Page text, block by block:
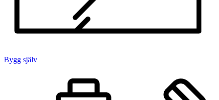
Bygg själv